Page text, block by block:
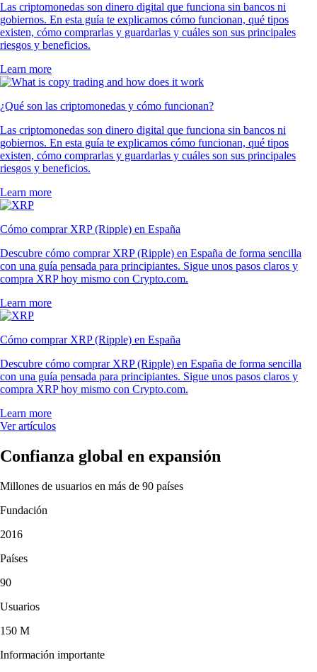
Las criptomonedas son dinero digital que funciona sin bancos ni
gobiernos. En esta guía te explicamos cómo funcionan, qué tipos
existen, cómo comprarlas y guardarlas y cuáles son sus principales
riesgos y beneficios.
Learn more
¿Qué son las criptomonedas y cómo funcionan?
Las criptomonedas son dinero digital que funciona sin bancos ni
gobiernos. En esta guía te explicamos cómo funcionan, qué tipos
existen, cómo comprarlas y guardarlas y cuáles son sus principales
riesgos y beneficios.
Learn more
Cómo comprar XRP (Ripple) en España
Descubre cómo comprar XRP (Ripple) en España de forma sencilla
con una guía pensada para principiantes. Sigue unos pasos claros y
compra XRP hoy mismo con Crypto.com.
Learn more
Cómo comprar XRP (Ripple) en España
Descubre cómo comprar XRP (Ripple) en España de forma sencilla
con una guía pensada para principiantes. Sigue unos pasos claros y
compra XRP hoy mismo con Crypto.com.
Learn more
Ver artículos
Confianza global en expansión
Millones de usuarios en más de 90 países
Fundación
2016
Países
90
Usuarios
150 M
Información importante